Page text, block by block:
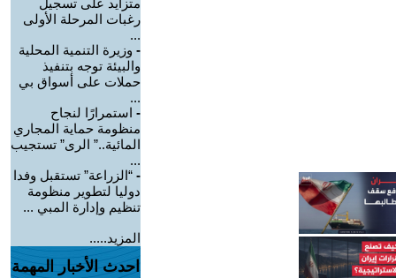
متزايد على تسجيل
رغبات المرحلة الأولى
...
- وزيرة التنمية المحلية
والبيئة توجه بتنفيذ
حملات على أسواق بي
...
- استمرارًا لنجاح
منظومة حماية المجاري
المائية..” الرى” تستجيب
...
- “الزراعة” تستقبل وفدا
دوليا لتطوير منظومة
تنظيم وإدارة المبي ...
المزيد.....
احدث الأخبار المهمة